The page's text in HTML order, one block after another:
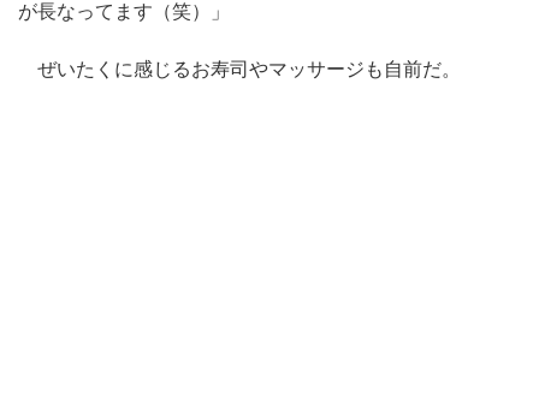
が長なってます（笑）」
ぜいたくに感じるお寿司やマッサージも自前だ。